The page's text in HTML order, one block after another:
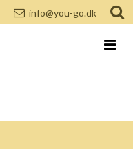
info@you-go.dk